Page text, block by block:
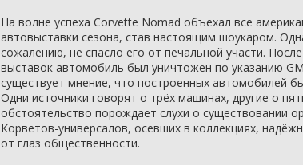
На волне успеха Corvette Nomad объехал все
автовыставки сезона, став настоящим шоукаром.
сожалению, не спасло его от печальной участи.
выставок автомобиль был уничтожен по указанию
существует мнение, что построенных автомобилей
Одни источники говорят о трёх машинах, другие о
обстоятельство порождает слухи о существовании
Корветов-универсалов, осевших в коллекциях,
от глаз общественности.